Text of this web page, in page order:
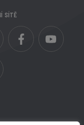
SÍTĚ
Instagram Facebook